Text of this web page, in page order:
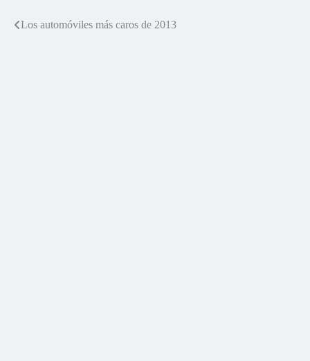
Navegación
Los automóviles más caros de 2013